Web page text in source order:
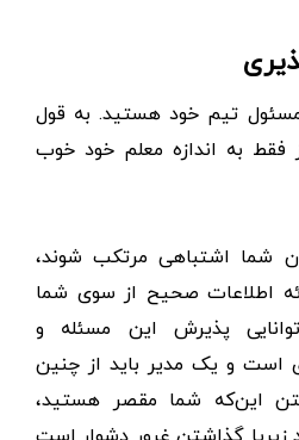
تیم خود هستید. به قول
به اندازه معلم خود خوب
شما اشتباهی مرتکب شوند،
اطلاعات صحیح از سوی شما
پذیرش این مسئله و
است و یک مدیر باید از چنین
این‌که شما مقصر هستید،